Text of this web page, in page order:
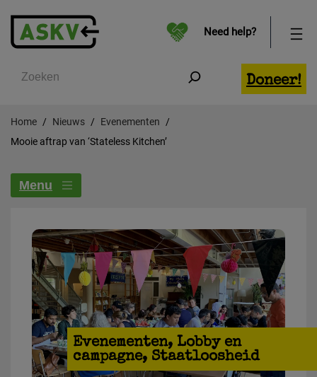
Zoeken
Doneer!
Need help?
Home Nieuws Evenementen
Mooie aftrap van ‘Stateless Kitchen’
Menu
Evenementen, Lobby en
campagne, Staatloosheid